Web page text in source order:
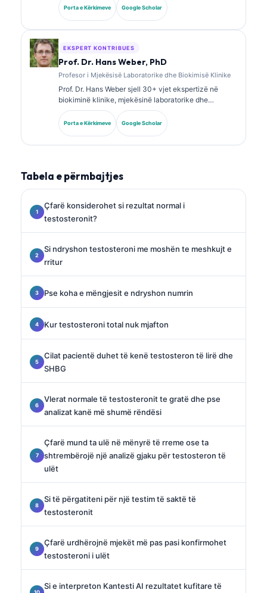
certifikime të specializuara në kimi klinike dhe ka
publikuar gjerësisht mbi panelet e biomarkerëve dhe
Porta e Kërkimeve Google Scholar
EKSPERT KONTRIBUES
Prof. Dr. Hans Weber, PhD
Profesor i Mjekësisë Laboratorike dhe Biokimisë Klinike
Prof. Dr. Hans Weber sjell 30+ vjet ekspertizë në
biokiminë klinike, mjekësinë laboratorike dhe
kërkimin mbi biomarkerët. Ish President i Shoqatës
Gjermane për Kimi Klinike, ai është i specializuar në
analizën e paneleve diagnostike, standardizimin e
Porta e Kërkimeve Google Scholar
Tabela e përmbajtjes
Çfarë konsiderohet si rezultat normal i
testosteronit?
Si ndryshon testosteroni me moshën te meshkujt e
rritur
Pse koha e mëngjesit e ndryshon numrin
Kur testosteroni total nuk mjafton
Cilat pacientë duhet të kenë testosteron të lirë dhe
SHBG
Vlerat normale të testosteronit te gratë dhe pse
analizat kanë më shumë rëndësi
Çfarë mund ta ulë në mënyrë të rreme ose ta
shtrembërojë një analizë gjaku për testosteron të
ulët
Si të përgatiteni për një testim të saktë të
testosteronit
Çfarë urdhërojnë mjekët më pas pasi konfirmohet
testosteroni i ulët
Si e interpreton Kantesti AI rezultatet kufitare të